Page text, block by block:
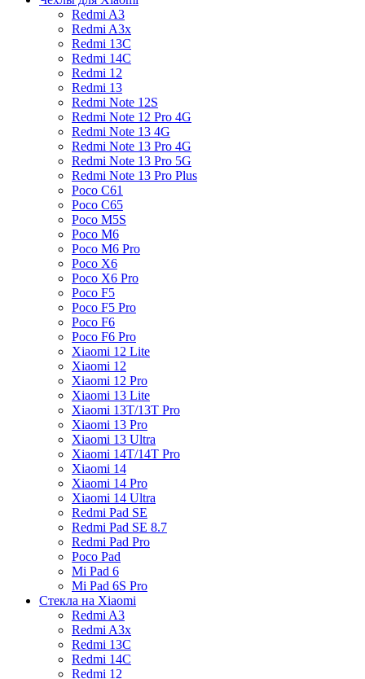
Redmi A3
Redmi A3x
Redmi 13C
Redmi 14C
Redmi 12
Redmi 13
Redmi Note 12S
Redmi Note 12 Pro 4G
Redmi Note 13 4G
Redmi Note 13 Pro 4G
Redmi Note 13 Pro 5G
Redmi Note 13 Pro Plus
Poco C61
Poco C65
Poco M5S
Poco M6
Poco M6 Pro
Poco X6
Poco X6 Pro
Poco F5
Poco F5 Pro
Poco F6
Poco F6 Pro
Xiaomi 12 Lite
Xiaomi 12
Xiaomi 12 Pro
Xiaomi 13 Lite
Xiaomi 13T/13T Pro
Xiaomi 13 Pro
Xiaomi 13 Ultra
Xiaomi 14T/14T Pro
Xiaomi 14
Xiaomi 14 Pro
Xiaomi 14 Ultra
Redmi Pad SE
Redmi Pad SE 8.7
Redmi Pad Pro
Poco Pad
Mi Pad 6
Mi Pad 6S Pro
Стекла на Xiaomi
Redmi A3
Redmi A3x
Redmi 13C
Redmi 14C
Redmi 12